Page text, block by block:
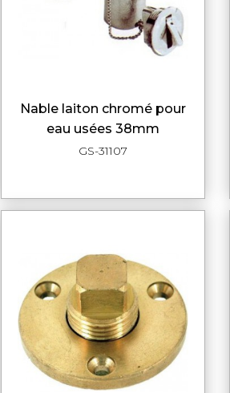
APERÇU RAPIDE
nable laiton chromé pour
eau usées 38mm
GS-31107